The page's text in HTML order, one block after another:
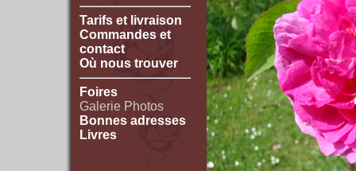
Tarifs et livraison
Commandes et
contact
Où nous trouver
Foires
Galerie Photos
Bonnes adresses
Livres